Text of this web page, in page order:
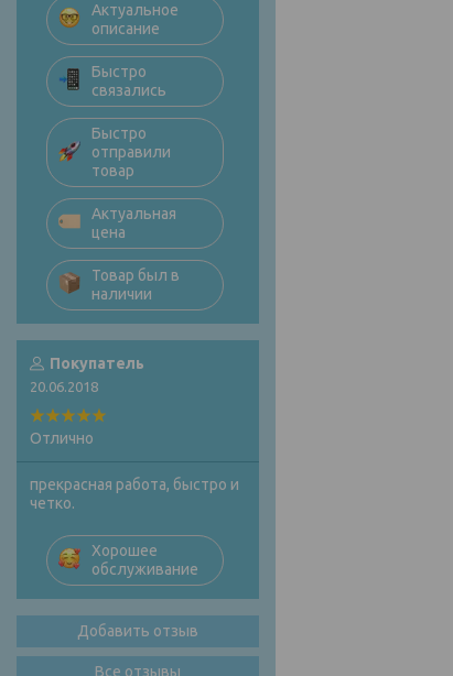
Актуальное
описание
Быстро
связались
Быстро
отправили
товар
Актуальная
цена
Товар был в
наличии
Покупатель
20.06.2018
Отлично
прекрасная работа, быстро и
четко.
Хорошее
обслуживание
Добавить отзыв
Все отзывы